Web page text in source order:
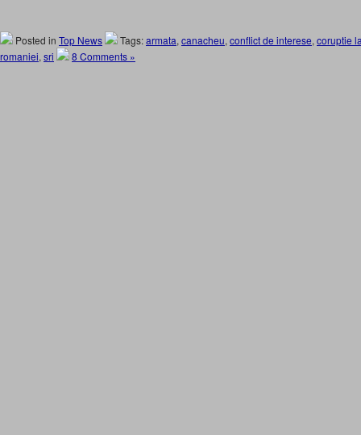
Posted in Top News Tags:armata, canacheu, conflict de interese, coruptie
romaniei, sri 8 Comments »